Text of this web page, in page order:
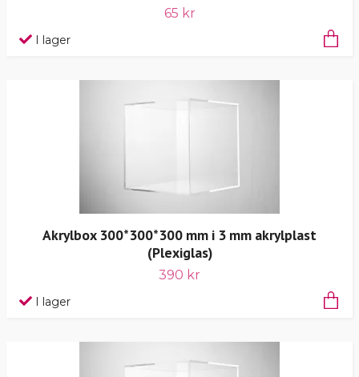
65 kr
I lager
Akrylbox 300*300*300 mm i 3 mm akrylplast
(Plexiglas)
390 kr
I lager